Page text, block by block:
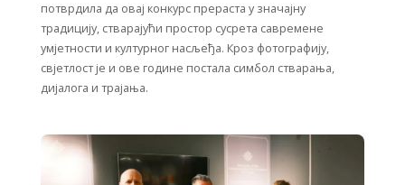
потврдила да овај конкурс прераста у значајну
традицију, стварајући простор сусрета савремене
умјетности и културног насљеђа. Кроз фотографију,
свјетлост је и ове године постала симбол стварања,
дијалога и трајања.